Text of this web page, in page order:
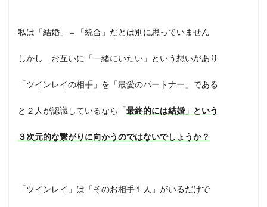
私は「結婚」＝「統合」だとは別に思っていません
しかし お互いに「一緒にいたい」という想いがあり
「ツインレイの相手」を「最愛のパートナー」である
と２人が認識しているなら「最終的には結婚」という
３次元的な繋がりに向かうのではないでしょうか？
「ツインレイ」は「そのお相手１人」がいるだけで